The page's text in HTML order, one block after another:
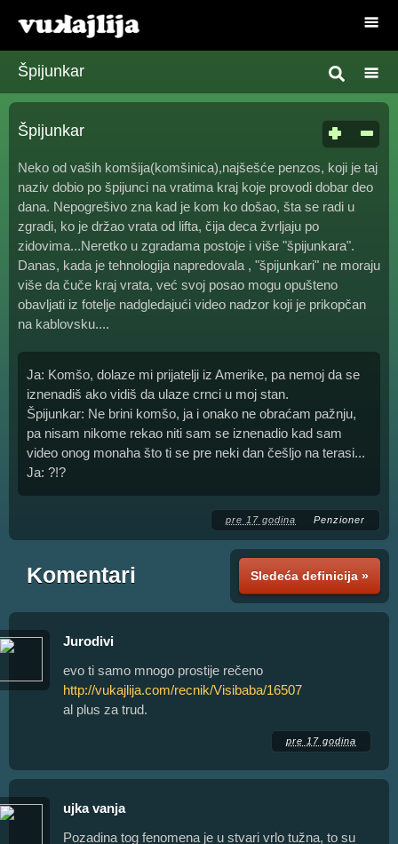
Špijunkar
Špijunkar
Neko od vaših komšija(komšinica),najšešće penzos, koji je taj
naziv dobio po špijunci na vratima kraj koje provodi dobar deo
dana. Nepogrešivo zna kad je kom ko došao, šta se radi u
zgradi, ko je držao vrata od lifta, čija deca žvrljaju po
zidovima...Neretko u zgradama postoje i više "špijunkara".
Danas, kada je tehnologija napredovala , "špijunkari" ne moraju
više da čuče kraj vrata, već svoj posao mogu opušteno
obavljati iz fotelje nadgledajući video nadzor koji je prikopčan
na kablovsku....
Ja: Komšo, dolaze mi prijatelji iz Amerike, pa nemoj da se
iznenadiš ako vidiš da ulaze crnci u moj stan.
Špijunkar: Ne brini komšo, ja i onako ne obraćam pažnju,
pa nisam nikome rekao niti sam se iznenadio kad sam
video onog monaha što ti se pre neki dan češljo na terasi...
Ja: ?!?
pre 17 godina Penzioner
Sledeća definicija »
Komentari
Jurodivi
evo ti samo mnogo prostije rečeno
http://vukajlija.com/recnik/Visibaba/16507
al plus za trud.
pre 17 godina
ujka vanja
Pozadina tog fenomena je u stvari vrlo tužna, to su